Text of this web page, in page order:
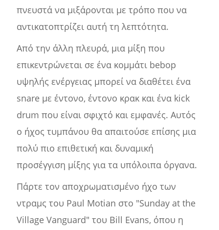
πνευστά να μιξάρονται με τρόπο που να
αντικατοπτρίζει αυτή τη λεπτότητα.
Από την άλλη πλευρά, μια μίξη που
επικεντρώνεται σε ένα κομμάτι bebop
υψηλής ενέργειας μπορεί να διαθέτει ένα
snare με έντονο, έντονο κρακ και ένα kick
drum που είναι σφιχτό και εμφανές. Αυτός
ο ήχος τυμπάνου θα απαιτούσε επίσης μια
πολύ πιο επιθετική και δυναμική
προσέγγιση μίξης για τα υπόλοιπα όργανα.
Πάρτε τον αποχρωματισμένο ήχο των
ντραμς του Paul Motian στο "Sunday at the
Village Vanguard" του Bill Evans, όπου η